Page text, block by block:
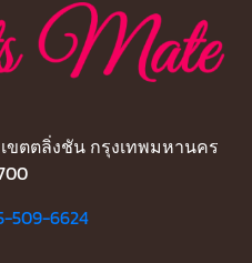
ตตลิ่งชัน กรุงเทพมหานคร
509-6624